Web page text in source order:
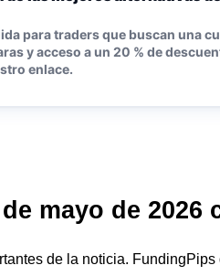
para traders que buscan una
y acceso a un 20 % de
enlace.
mayo de 2026
de la noticia.